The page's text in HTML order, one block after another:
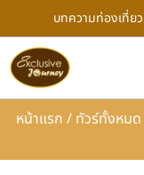
บทความท่องเที่ยว
หน้าแรก / ทัวร์ทั้งหมด